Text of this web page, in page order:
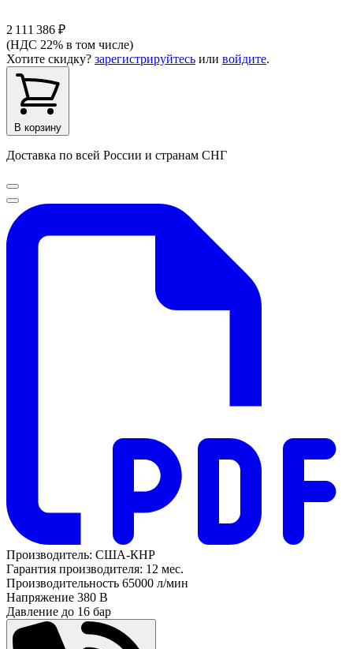
2 111 386 ₽
(НДС 22% в том числе)
Хотите скидку? зарегистрируйтесь или войдите.
В корзину
Доставка по всей России и странам СНГ
Производитель: США-КНР
Гарантия производителя: 12 мес.
Производительность 65000 л/мин
Напряжение 380 В
Давление до 16 бар